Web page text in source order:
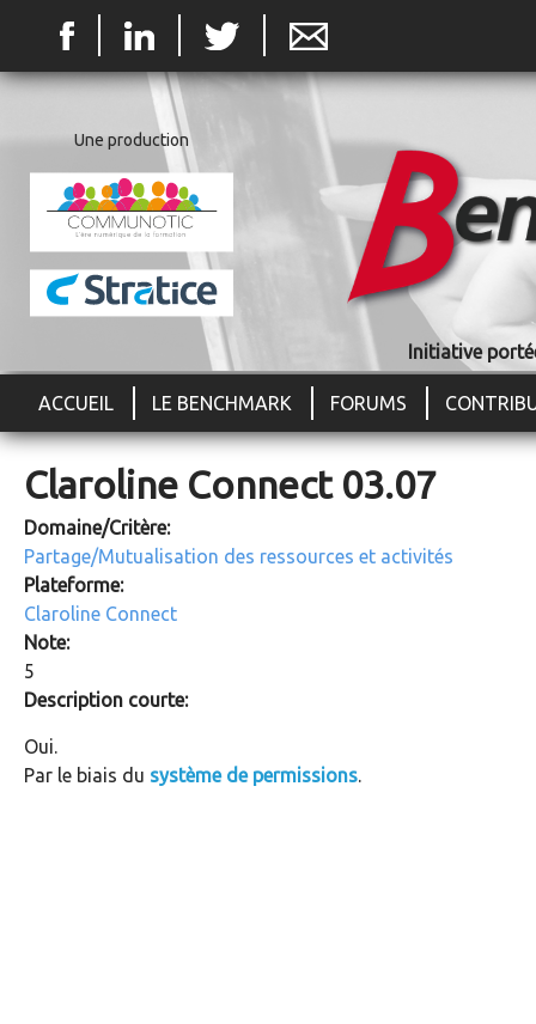
Initiative
Une production
ACCUEIL LE BENCHMARK FORUMS
Claroline Connect 03.07
Domaine/Critère:
Partage/Mutualisation des ressources et activités
Plateforme:
Claroline Connect
Note:
5
Description courte:
Oui.
Par le biais du système de permissions.